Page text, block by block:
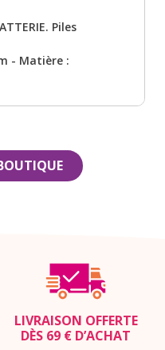
Piles
- Matière :
LIVRAISON OFFERTE
DÈS 69 € D’ACHAT